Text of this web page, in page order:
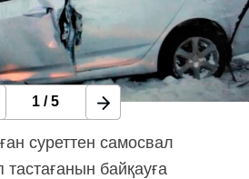
1 /5
суреттен самосвал
байқауға